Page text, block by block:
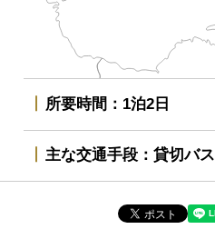
所要時間 1泊2日
主な交通手段 貸切バス